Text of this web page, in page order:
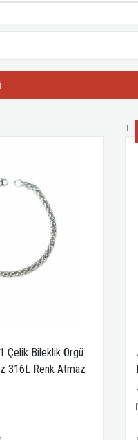
Çelik Bileklik Örgü
316L Renk Atmaz
T-